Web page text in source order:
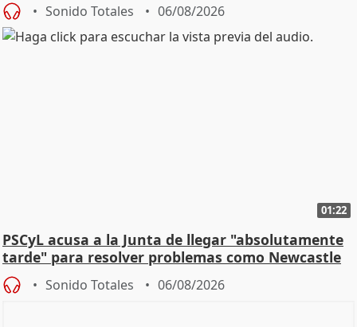
Sonido Totales 06/08/2026
01:22
PSCyL acusa a la Junta de llegar "absolutamente
tarde" para resolver problemas como Newcastle
Sonido Totales 06/08/2026